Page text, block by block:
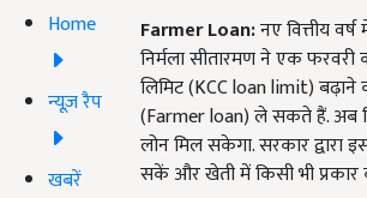
Home
न्यूज़ रैप
खबरें
Farmer Loan:नए वित्तीय
निर्मला सीतारमण ने एक
लिमिट (KCC loan limit)
(Farmer loan) ले सकते हैं. अब
लोन मिल सकेगा. सरकार द्वारा
सकें और खेती में किसी भी प्रकार